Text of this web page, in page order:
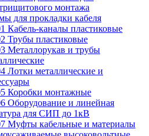
монтажа
для прокладки кабеля
Кабель-каналы пластиковые
Трубы пластиковые
Металлорукав и трубы
Лотки металлические и
Коробки монтажные
Оборудование и линейная
для СИП до 1кВ
Муфты кабельные и материалы